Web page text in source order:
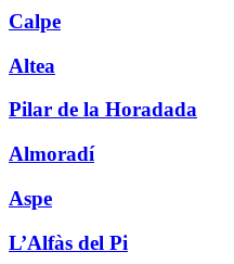
Calpe
Altea
Pilar de la Horadada
Almoradí
Aspe
L’Alfàs del Pi